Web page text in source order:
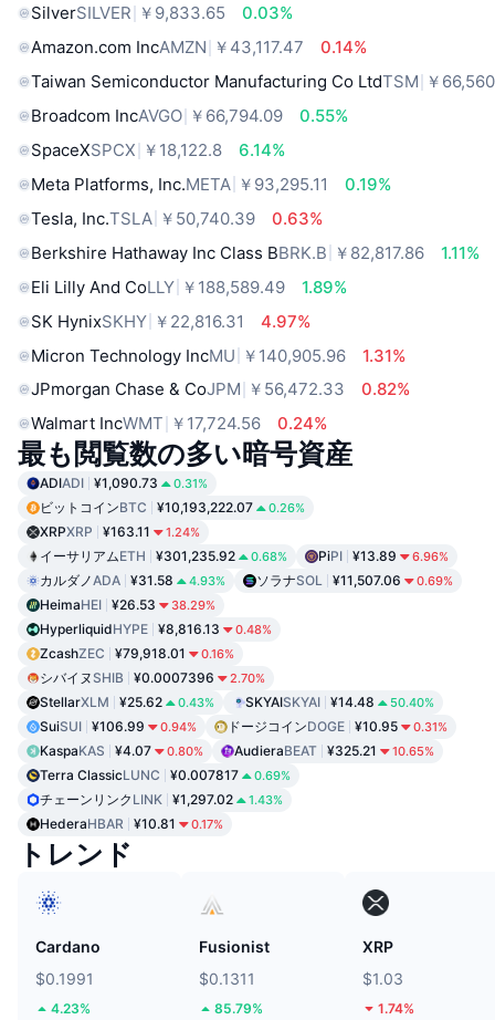
SilverSILVER ￥9,833.65
0.03%
Amazon.com IncAMZN ￥43,117.47
0.14%
Taiwan Semiconductor Manufacturing Co LtdTSM ￥
Broadcom IncAVGO ￥66,794.09
0.55%
SpaceXSPCX ￥18,122.8
6.14%
Meta Platforms, Inc.META ￥93,295.11
0.19%
Tesla, Inc.TSLA ￥50,740.39
0.63%
Berkshire Hathaway Inc Class BBRK.B ￥82,817.86
1.11%
Eli Lilly And CoLLY ￥188,589.49
1.89%
SK HynixSKHY ￥22,816.31
4.97%
Micron Technology IncMU ￥140,905.96
1.31%
JPmorgan Chase & CoJPM ￥56,472.33
0.82%
Walmart IncWMT ￥17,724.56 0.24%
最も閲覧数の多い暗号資産
ADIADI ¥1,090.73 0.31%
ビットコインBTC ¥10,193,222.07 0.26%
XRPXRP ¥163.11 1.24%
イーサリアムETH ¥301,235.92 0.68% PiPI ¥13.89 6.96%
カルダノADA ¥31.58 4.93% ソラナSOL ¥11,507.06 0.69%
HeimaHEI ¥26.53 38.29%
HyperliquidHYPE ¥8,816.13 0.48%
ZcashZEC ¥79,918.01 0.16%
シバイヌ SHIB ¥0.0007396 2.70%
StellarXLM ¥25.62 0.43% SKYAISKYAI ¥14.48 50.40%
SuiSUI ¥106.99 0.94% ドージコインDOGE ¥10.95 0.31%
KaspaKAS ¥4.07 0.80% AudieraBEAT ¥325.21 10.65%
Terra ClassicLUNC ¥0.007817 0.69%
チェーンリンク LINK ¥1,297.02 1.43%
HederaHBAR ¥10.81 0.17%
トレンド
Cardano
$0.1991
4.23%
Fusionist
$0.1311
85.79%
XRP
$1.03
1.74%